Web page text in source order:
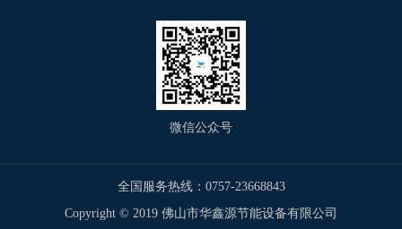
微信公众号
全国服务热线：0757-23668843
Copyright © 2019 佛山市华鑫源节能设备有限公司